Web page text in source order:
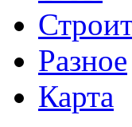
Разное
Карта